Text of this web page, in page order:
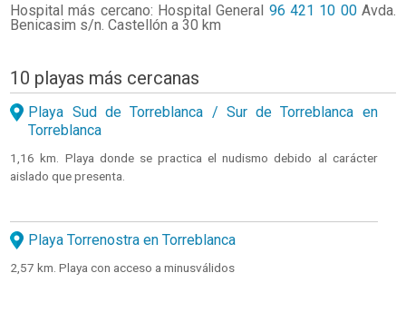
Hospital más cercano: Hospital General 96 421 10 00Avda.
Benicasim s/n. Castellón a 30 km
10 playas más cercanas
Playa Sud de Torreblanca / Sur de Torreblanca en
Torreblanca
1,16 km. Playa donde se practica el nudismo debido al carácter
aislado que presenta.
Playa Torrenostra en Torreblanca
2,57 km. Playa con acceso a minusválidos